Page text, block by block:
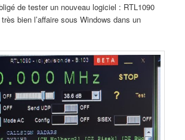
de tester un nouveau logiciel : RTL1090
bien l’affaire sous Windows dans un